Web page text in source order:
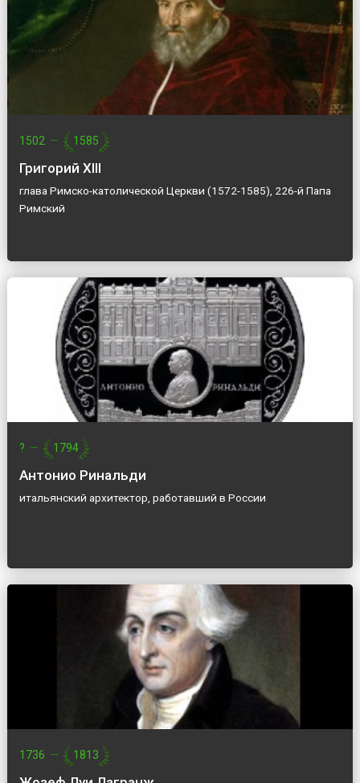
1502 — 1585
Григорий XIII
глава Римско-католической Церкви (1572-1585), 226-й Папа
Римский
? — 1794
Антонио Ринальди
итальянский архитектор, работавший в России
1736 — 1813